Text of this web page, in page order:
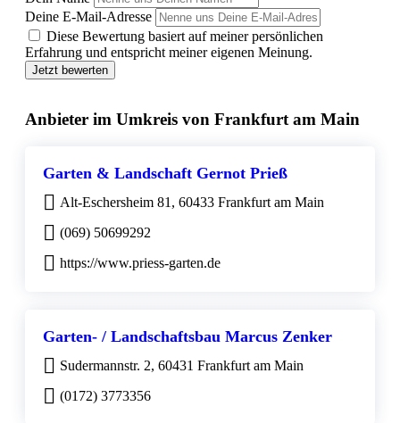
Deine E-Mail-Adresse
Diese Bewertung basiert auf meiner persönlichen
Erfahrung und entspricht meiner eigenen Meinung.
Jetzt bewerten
Anbieter im Umkreis von Frankfurt am Main
Garten & Landschaft Gernot Prieß
Alt-Eschersheim 81, 60433 Frankfurt am Main
(069) 50699292
https://www.priess-garten.de
Garten- / Landschaftsbau Marcus Zenker
Sudermannstr. 2, 60431 Frankfurt am Main
(0172) 3773356